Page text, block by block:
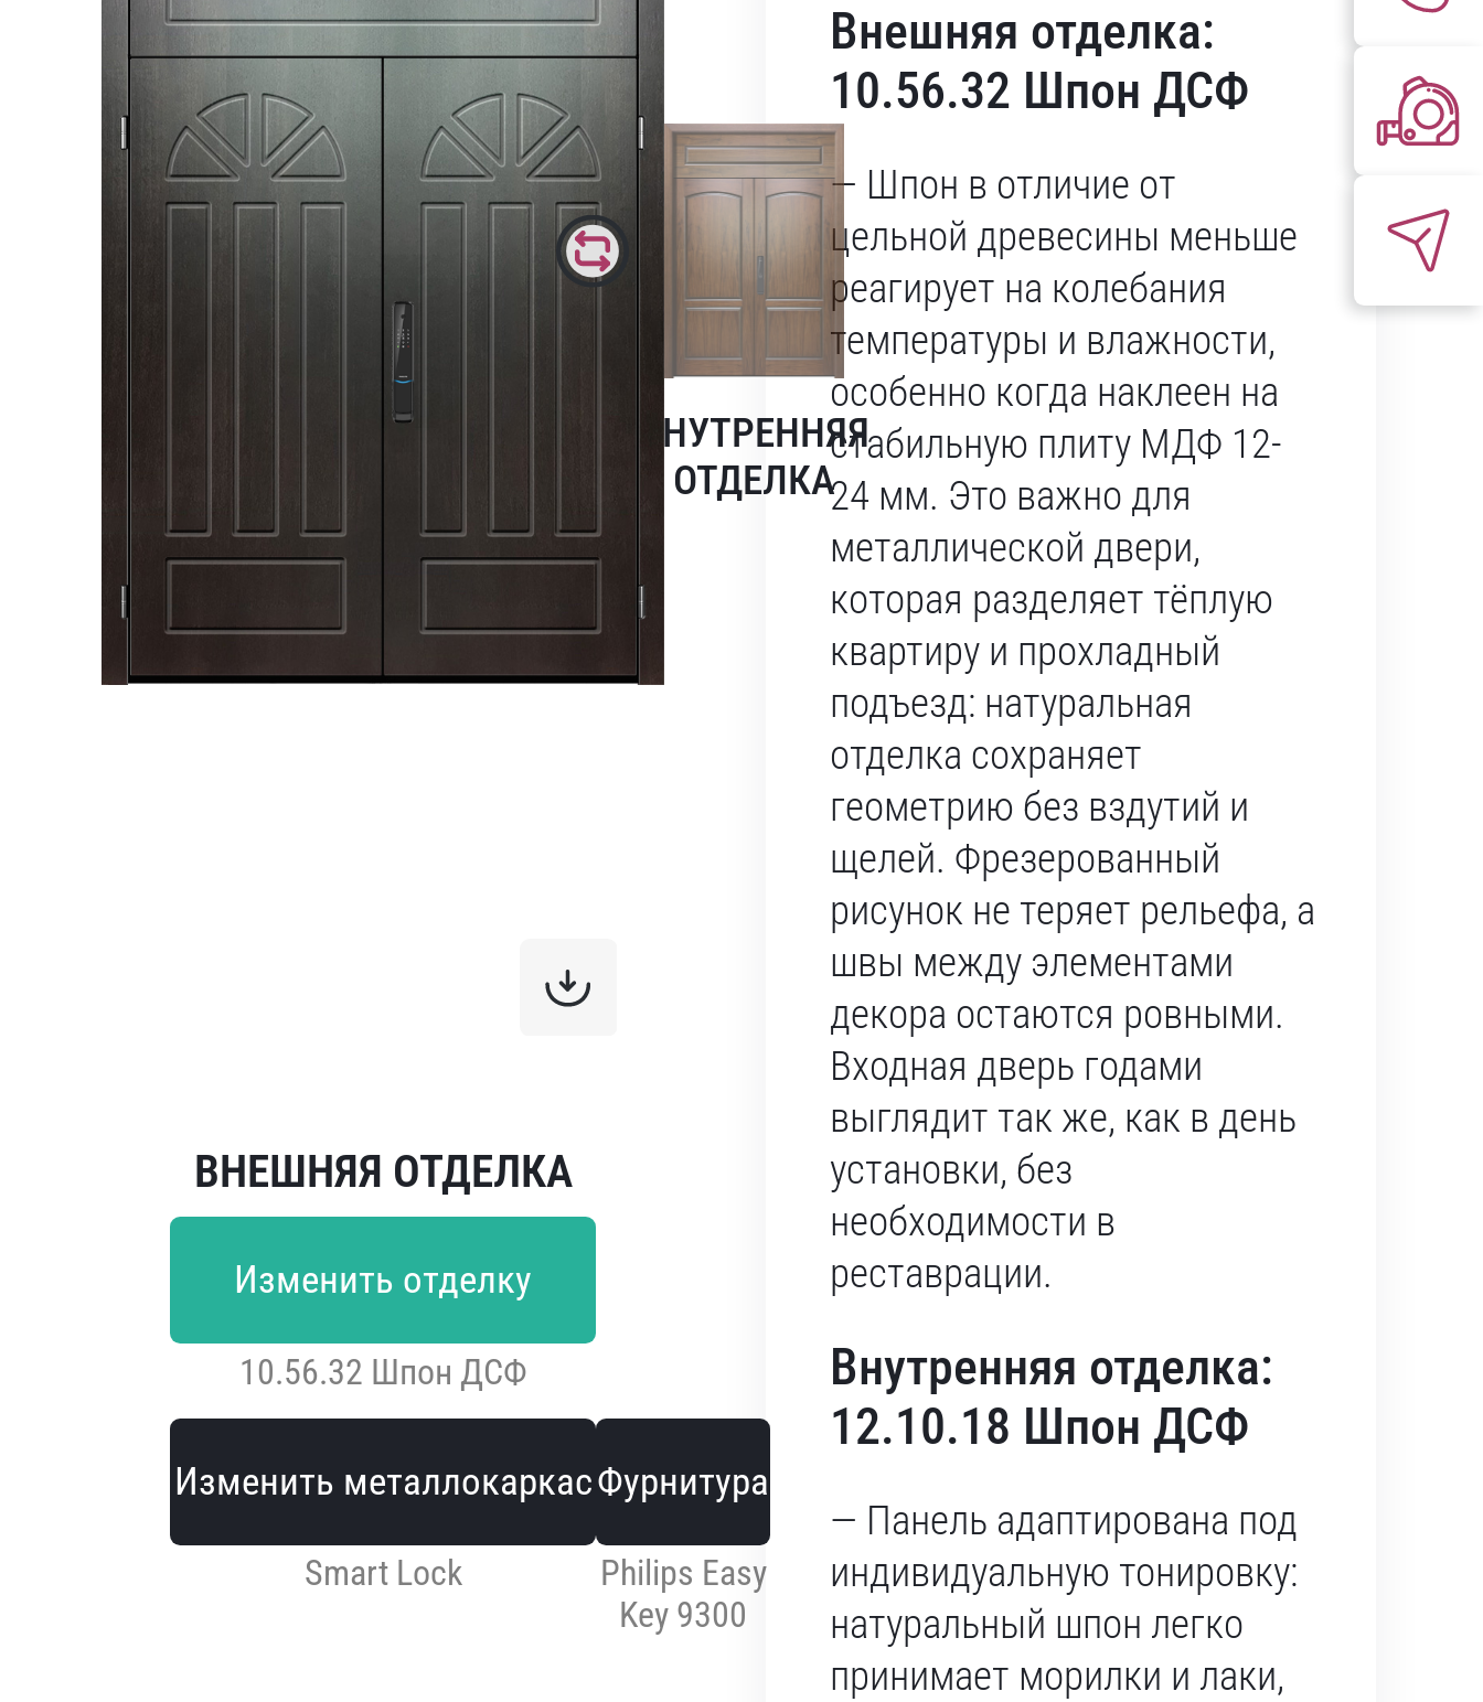
ВНУТРЕННЯЯ
ОТДЕЛКА
ВНЕШНЯЯ ОТДЕЛКА
Изменить отделку
10.56.32 Шпон ДСФ
Изменить металлокаркас
Smart Lock
Фурнитура
Philips Easy
Key 9300
Внешняя отделка:
10.56.32 Шпон ДСФ
— Шпон в отличие от
цельной древесины меньше
реагирует на колебания
температуры и влажности,
особенно когда наклеен на
стабильную плиту МДФ 12-
24 мм. Это важно для
металлической двери,
которая разделяет тёплую
квартиру и прохладный
подъезд: натуральная
отделка сохраняет
геометрию без вздутий и
щелей. Фрезерованный
рисунок не теряет рельефа, а
швы между элементами
декора остаются ровными.
Входная дверь годами
выглядит так же, как в день
установки, без
необходимости в
реставрации.
Внутренняя отделка:
12.10.18 Шпон ДСФ
— Панель адаптирована под
индивидуальную тонировку:
натуральный шпон легко
принимает морилки и лаки,